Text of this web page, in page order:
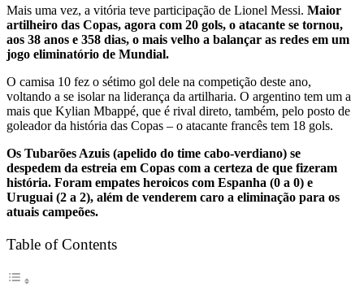
Mais uma vez, a vitória teve participação de Lionel Messi. Maior
artilheiro das Copas, agora com 20 gols, o atacante se tornou,
aos 38 anos e 358 dias, o mais velho a balançar as redes em um
jogo eliminatório de Mundial.
O camisa 10 fez o sétimo gol dele na competição deste ano,
voltando a se isolar na liderança da artilharia. O argentino tem um a
mais que Kylian Mbappé, que é rival direto, também, pelo posto de
goleador da história das Copas – o atacante francês tem 18 gols.
Os Tubarões Azuis (apelido do time cabo-verdiano) se
despedem da estreia em Copas com a certeza de que fizeram
história. Foram empates heroicos com Espanha (0 a 0) e
Uruguai (2 a 2), além de venderem caro a eliminação para os
atuais campeões.
Table of Contents